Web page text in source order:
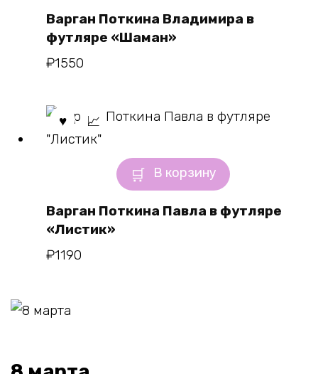
Варган Поткина Владимира в
футляре «Шаман»
₽1550
В корзину
Варган Поткина Павла в футляре
«Листик»
₽1190